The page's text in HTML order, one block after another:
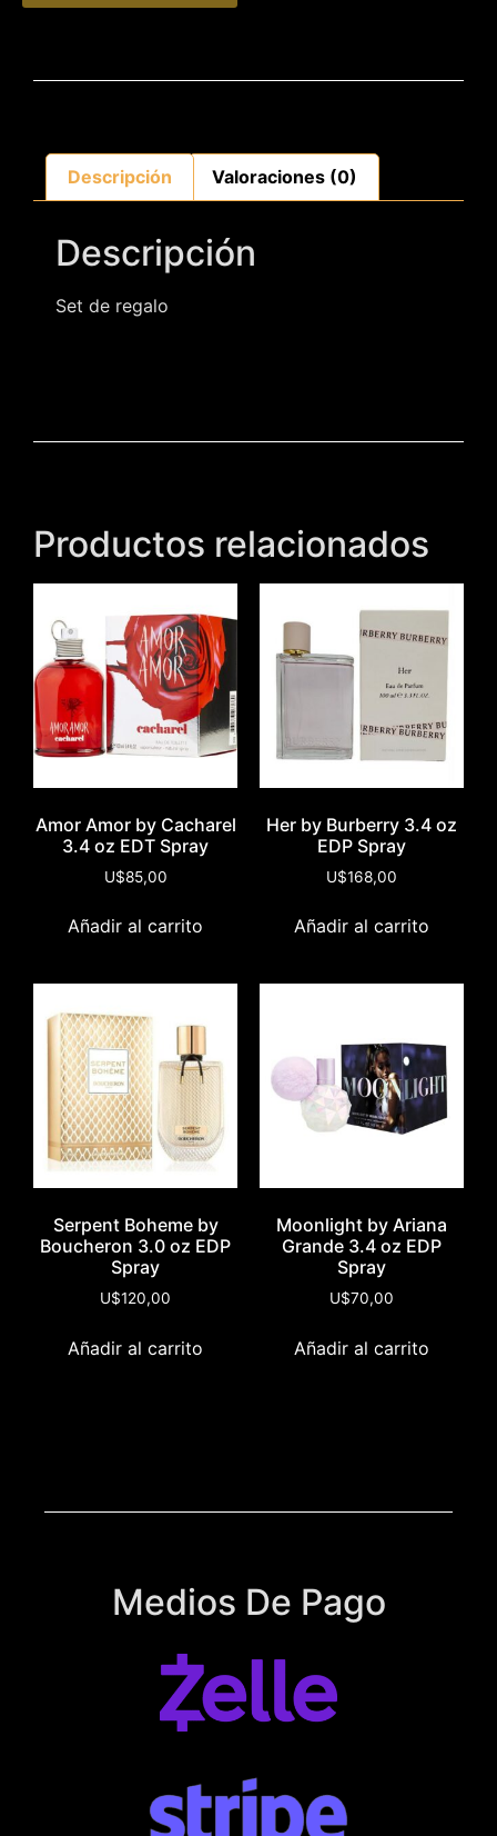
Descripción Valoraciones (0)
Descripción
Set de regalo
Productos relacionados
Amor Amor by Cacharel
3.4 oz EDT Spray
U$85,00
Añadir al carrito
Her by Burberry 3.4 oz
EDP Spray
U$168,00
Añadir al carrito
Serpent Boheme by
Boucheron 3.0 oz EDP
Spray
U$120,00
Añadir al carrito
Moonlight by Ariana
Grande 3.4 oz EDP
Spray
U$70,00
Añadir al carrito
Medios De Pago